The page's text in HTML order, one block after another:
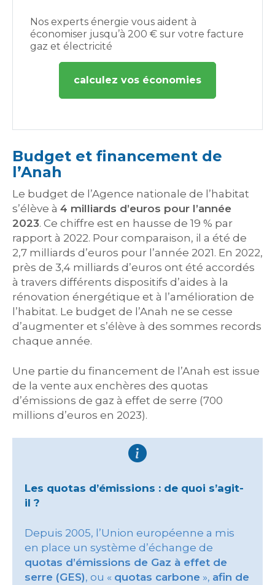
Nos experts énergie vous aident à
économiser jusqu’à 200 € sur votre facture
gaz et électricité
calculez vos économies
Budget et financement de
l’Anah
Le budget de l’Agence nationale de l’habitat
s’élève à 4 milliards d’euros pour l’année
2023. Ce chiffre est en hausse de 19 % par
rapport à 2022. Pour comparaison, il a été de
2,7 milliards d’euros pour l’année 2021. En 2022,
près de 3,4 milliards d’euros ont été accordés
à travers différents dispositifs d’aides à la
rénovation énergétique et à l’amélioration de
l’habitat. Le budget de l’Anah ne se cesse
d’augmenter et s’élève à des sommes records
chaque année.
Une partie du financement de l’Anah est issue
de la vente aux enchères des quotas
d’émissions de gaz à effet de serre (700
millions d’euros en 2023).
Les quotas d’émissions : de quoi s’agit-
il ?
Depuis 2005, l’Union européenne a mis
en place un système d’échange de
quotas d’émissions de Gaz à effet de
serre (GES), ou « quotas carbone », afin de